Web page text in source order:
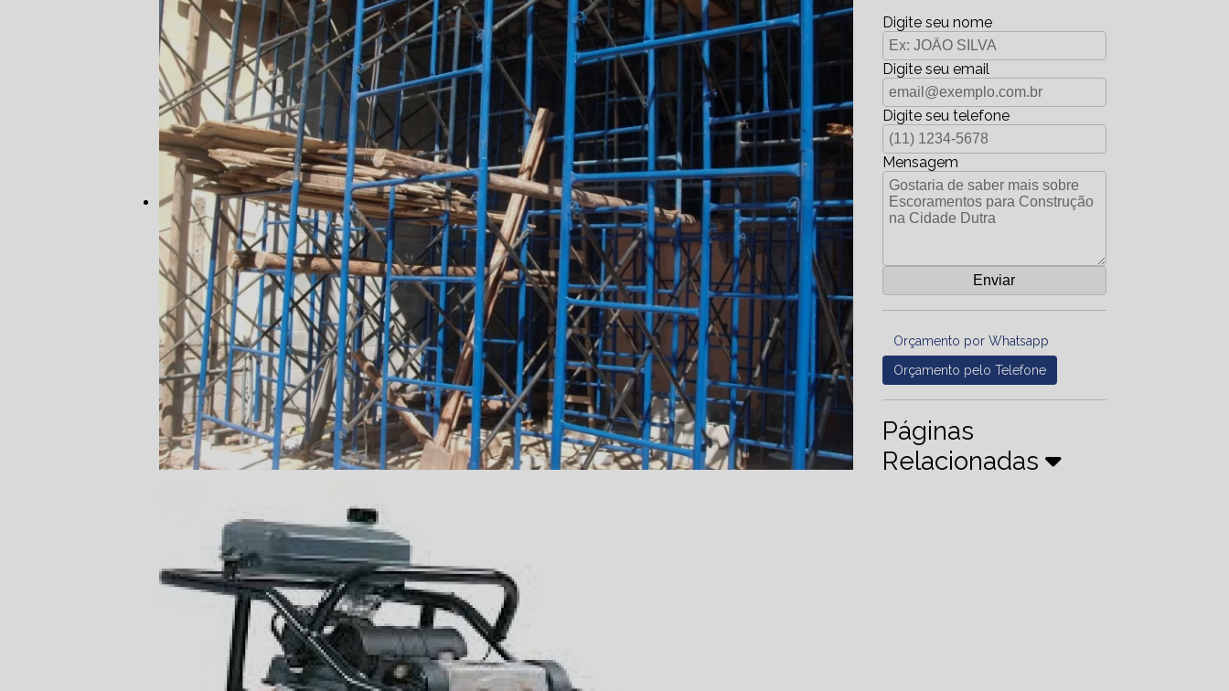
Digite seu nome
Digite seu email
Digite seu telefone
Mensagem
Orçamento por Whatsapp
Orçamento pelo Telefone
Páginas
Relacionadas